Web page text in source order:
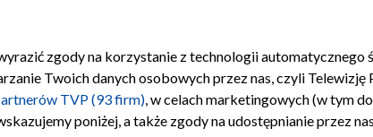
TVP Polityka prywatności Moje zgody
zgody na korzystanie z technologii
Twoich danych osobowych przez nas, czyli Telewizję
TVP (93 firm), w celach marketingowych (w tym
poniżej, a także zgody na udostępnianie przez